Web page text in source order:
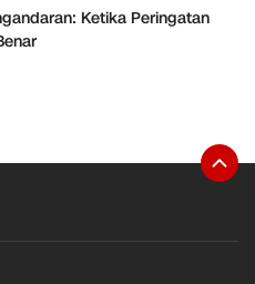
Ketika Peringatan